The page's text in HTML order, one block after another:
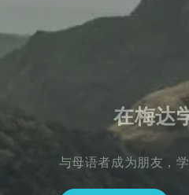
在梅达
与母语者成为朋友，